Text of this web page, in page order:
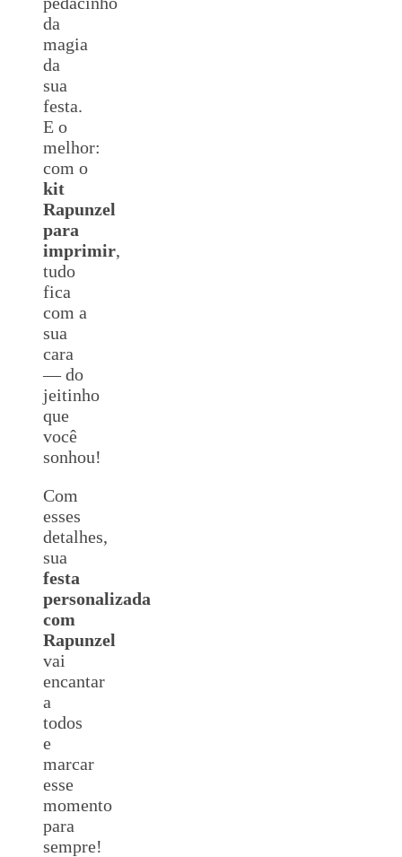
da
magia
da
sua
festa.
E o
melhor:
com o
kit
Rapunzel
para
imprimir,
tudo
fica
com a
sua
cara
— do
jeitinho
que
você
sonhou!
Com
esses
detalhes,
sua
festa
personalizada
com
Rapunzel
vai
encantar
a
todos
e
marcar
esse
momento
para
sempre!